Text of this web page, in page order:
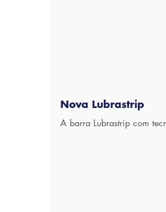
Nova Lubrastrip
A barra Lubrastrip com